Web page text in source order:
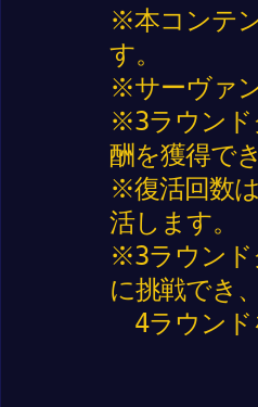
※本コンテ
す。
※サーヴァ
※3ラウンド
酬を獲得で
※復活回数
活します。
※3ラウンド
に挑戦でき、
4ラウンド